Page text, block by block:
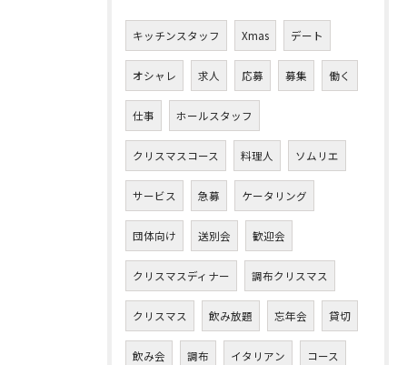
キッチンスタッフ Xmas デート
オシャレ 求人 応募 募集 働く
仕事 ホールスタッフ
クリスマスコース 料理人 ソムリエ
サービス 急募 ケータリング
団体向け 送別会 歓迎会
クリスマスディナー 調布クリスマス
クリスマス 飲み放題 忘年会 貸切
飲み会 調布 イタリアン コース